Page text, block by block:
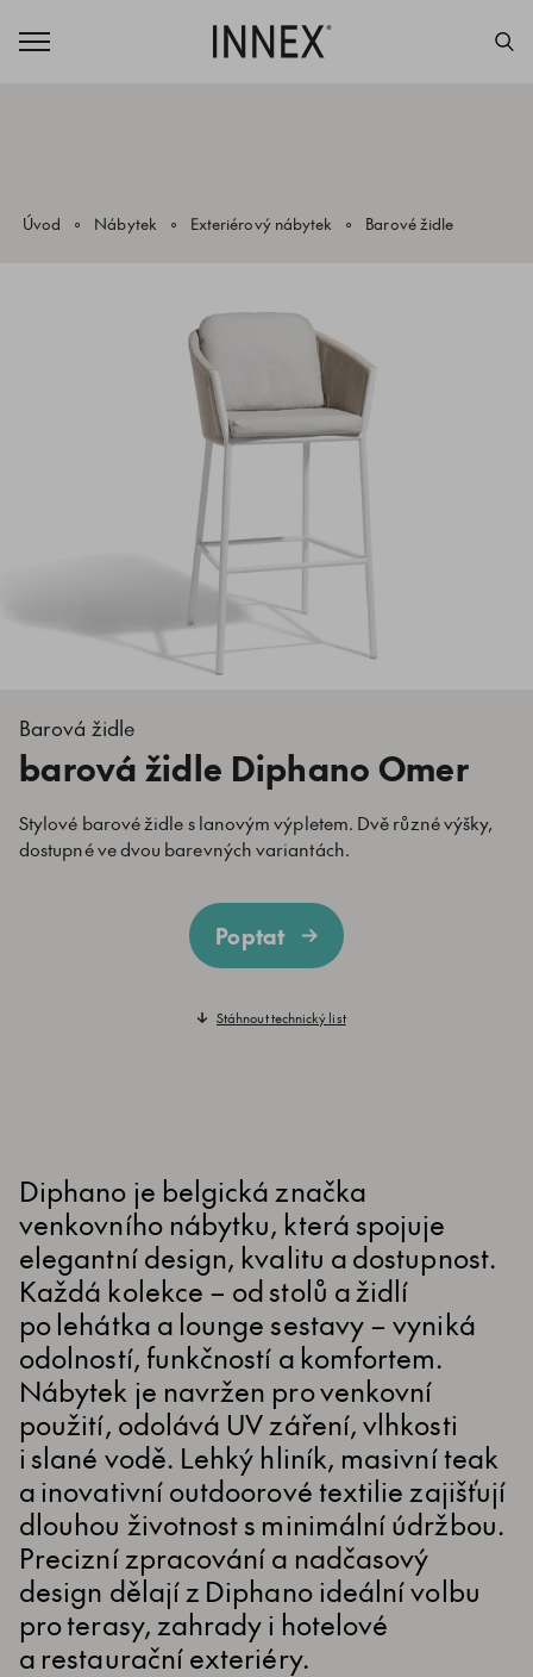
Úvod Nábytek Exteriérový nábytek Barové židle
Barová židle
barová židle Diphano Omer
Stylové barové židle s lanovým výpletem. Dvě různé výšky,
dostupné ve dvou barevných variantách.
Poptat
Stáhnout technický list
Diphano je belgická značka
venkovního nábytku, která spojuje
elegantní design, kvalitu a dostupnost.
Každá kolekce – od stolů a židlí
po lehátka a lounge sestavy – vyniká
odolností, funkčností a komfortem.
Nábytek je navržen pro venkovní
použití, odolává UV záření, vlhkosti
i slané vodě. Lehký hliník, masivní teak
a inovativní outdoorové textilie zajišťují
dlouhou životnost s minimální údržbou.
Precizní zpracování a nadčasový
design dělají z Diphano ideální volbu
pro terasy, zahrady i hotelové
a restaurační exteriéry.